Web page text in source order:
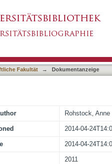
Conceptual
Fakultät → Dokumentanzeige
Rohstock, Anne
2014-04-
2014-04-
2011